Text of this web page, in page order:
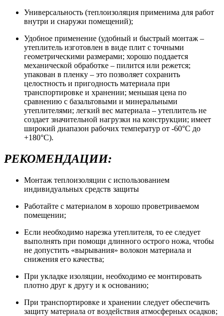
Универсальность (теплоизоляция применима для работ
внутри и снаружи помещений);
Удобное применение (удобный и быстрый монтаж –
утеплитель изготовлен в виде плит с точными
геометрическими размерами; хорошо поддается
механической обработке – пилится или режется;
упакован в пленку – это позволяет сохранить
целостность и пригодность материала при
транспортировке и хранении; меньшая цена по
сравнению с базальтовыми и минеральными
утеплителями; легкий вес материала – утеплитель не
создает значительной нагрузки на конструкции; имеет
широкий диапазон рабочих температур от -60°С до
+180°С).
РЕКОМЕНДАЦИИ:
Монтаж теплоизоляции с использованием
индивидуальных средств защиты
Работайте с материалом в хорошо проветриваемом
помещении;
Если необходимо нарезка утеплителя, то ее следует
выполнять при помощи длинного острого ножа, чтобы
не допустить «вырывания» волокон материала и
снижения его качества;
При укладке изоляции, необходимо ее монтировать
плотно друг к другу и к основанию;
При транспортировке и хранении следует обеспечить
защиту материала от воздействия атмосферных осадков;